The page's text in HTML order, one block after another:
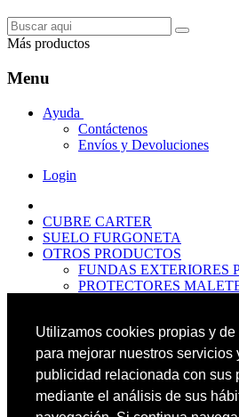
Utilizamos cookies propias y de
para mejorar nuestros servicios
publicidad relacionada con sus
mediante el análisis de sus
Más productos
Menu
Ayuda
Contáctenos
Envíos y Devoluciones
Login
CUBRE CARTER
SUELO FURGONETA
OTROS PRODUCTOS
FUNDAS EXTERIORES
PROTECTORES
PREMIUM
PROTECTORES
PROTECTORES DE
BASIC
ALFOMBRILLAS GOMA
ALFOMBRILLAS GOMA